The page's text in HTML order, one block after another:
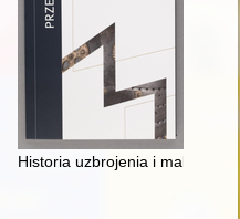
and pestilences come
Historia uzbrojenia i malarstwo